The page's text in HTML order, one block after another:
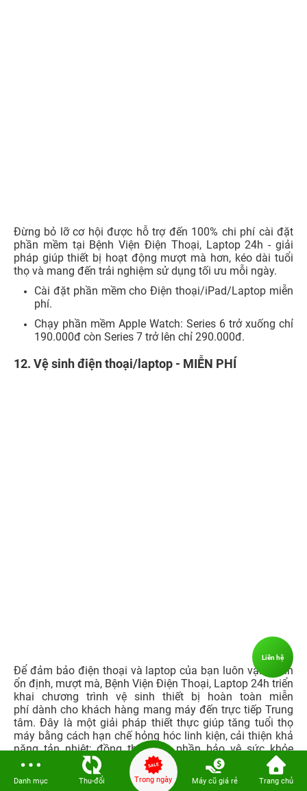
Đừng bỏ lỡ cơ hội được hỗ trợ đến 100% chi phí cài đặt
phần mềm tại Bệnh Viện Điện Thoại, Laptop 24h - giải
pháp giúp thiết bị hoạt động mượt mà hơn, kéo dài tuổi
thọ và mang đến trải nghiệm sử dụng tối ưu mỗi ngày.
Cài đặt phần mềm cho Điện thoại/iPad/Laptop miễn
phí.
Chạy phần mềm Apple Watch: Series 6 trở xuống chỉ
190.000đ còn Series 7 trở lên chỉ 290.000đ.
12. Vệ sinh điện thoại/laptop - MIỄN PHÍ
Để đảm bảo điện thoại và laptop của bạn luôn vận hành
ổn định, mượt mà, Bệnh Viện Điện Thoại, Laptop 24h triển
khai chương trình vệ sinh thiết bị hoàn toàn miễn
phí dành cho khách hàng mang máy đến trực tiếp Trung
tâm. Đây là một giải pháp thiết thực giúp tăng tuổi thọ
máy bằng cách hạn chế hỏng hóc linh kiện, cải thiện khả
năng tản nhiệt; đồng thời góp phần bảo vệ sức khỏe
người dùng khỏi bụi bẩn và vi khuẩn tích tụ trên bề mặt
thiết bị.
Danh mục Thu-đổi Trong ngày Máy cũ giá rẻ Trang chủ
Liên hệ